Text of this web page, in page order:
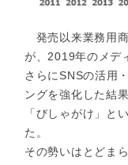
発売以来業務用
が、2019年のメデ
さらにSNSの活用
ングを強化した結果
「びしゃがけ」と
た。
その勢いはとどま